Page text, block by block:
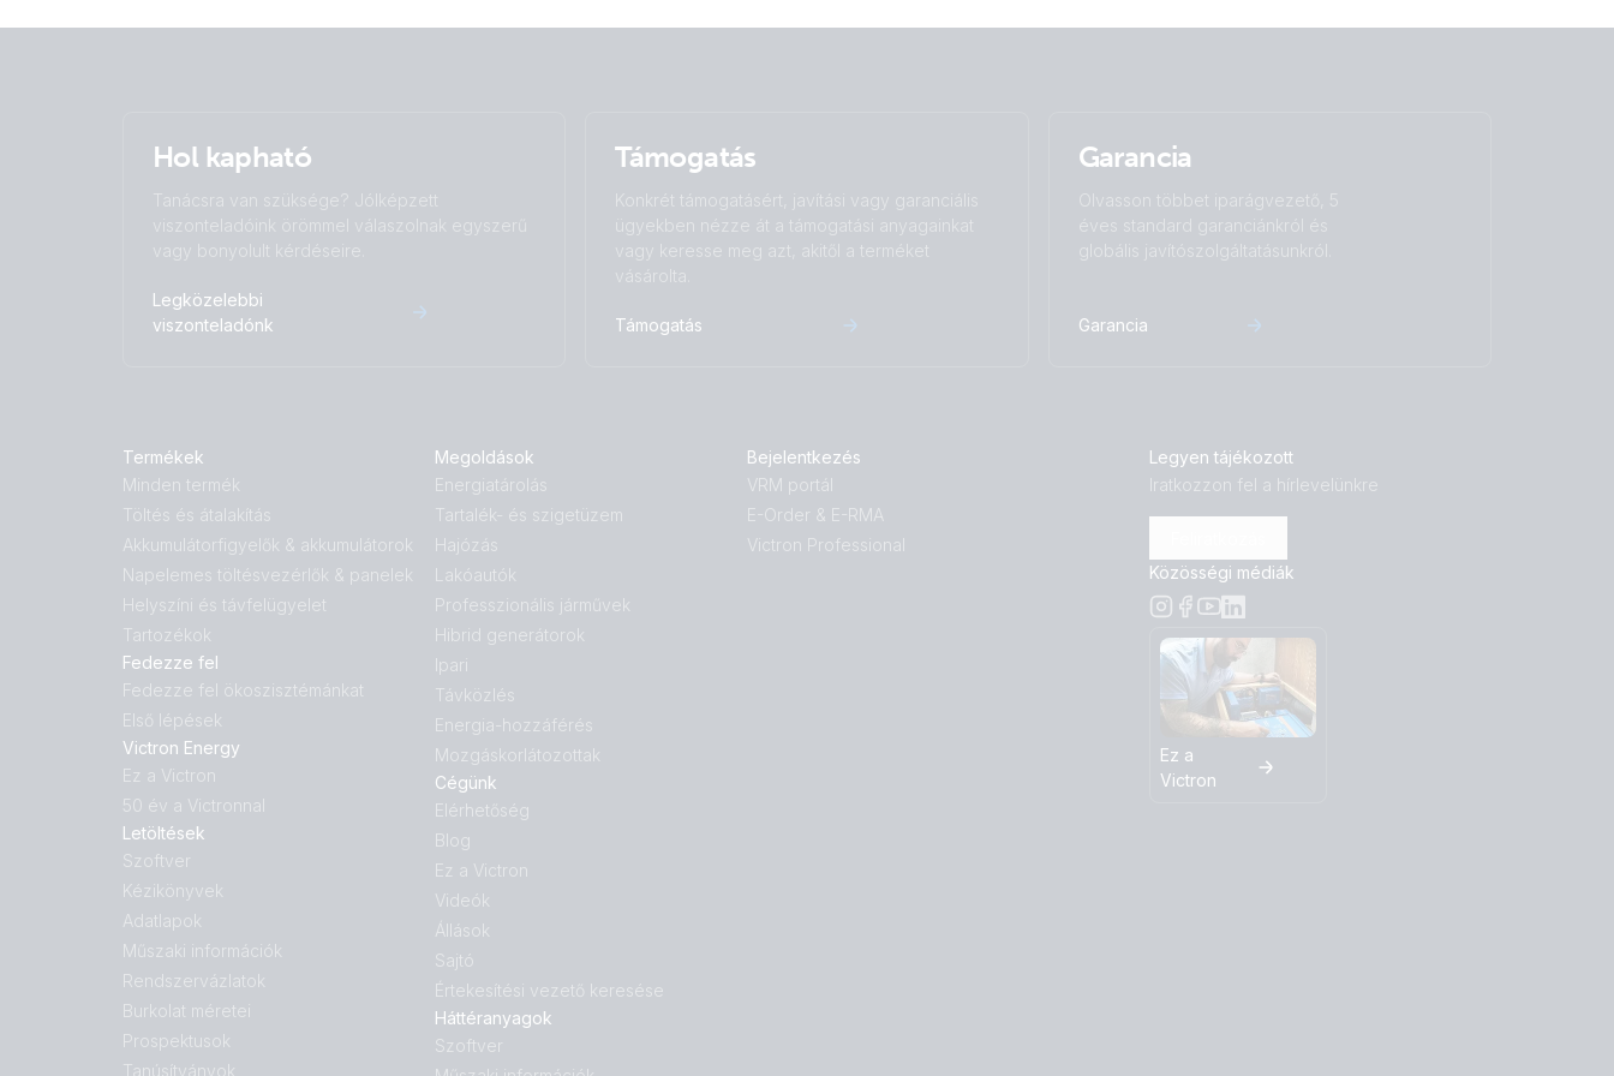
Hol kapható
Tanácsra van szüksége? Jólképzett
viszonteladóink örömmel válaszolnak egyszerű
vagy bonyolult kérdéseire.
Legközelebbi
viszonteladónk
Támogatás
Konkrét támogatásért, javítási vagy garanciális
ügyekben nézze át a támogatási anyagainkat
vagy keresse meg azt, akitől a terméket
vásárolta.
Támogatás
Garancia
Olvasson többet iparágvezető, 5
éves standard garanciánkról és
globális javítószolgáltatásunkról.
Garancia
Termékek
Minden termék
Töltés és átalakítás
Akkumulátorfigyelők & akkumulátorok
Napelemes töltésvezérlők & panelek
Helyszíni és távfelügyelet
Tartozékok
Fedezze fel
Fedezze fel ökoszisztémánkat
Első lépések
Victron Energy
Ez a Victron
50 év a Victronnal
Letöltések
Szoftver
Kézikönyvek
Adatlapok
Műszaki információk
Rendszervázlatok
Burkolat méretei
Prospektusok
Tanúsítványok
Megoldások
Energiatárolás
Tartalék- és szigetüzem
Hajózás
Lakóautók
Professzionális járművek
Hibrid generátorok
Ipari
Távközlés
Energia-hozzáférés
Mozgáskorlátozottak
Cégünk
Elérhetőség
Blog
Ez a Victron
Videók
Állások
Sajtó
Értekesítési vezető keresése
Háttéranyagok
Szoftver
Bejelentkezés
VRM portál
E-Order & E-RMA
Victron Professional
Legyen tájékozott
Iratkozzon fel a hírlevelünkre
Közösségi médiák
Ez a
Victron